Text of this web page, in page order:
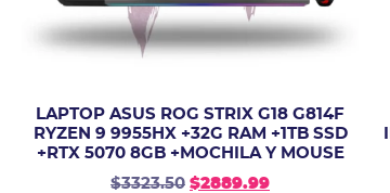
LAPTOP ASUS ROG STRIX G18 G814F
RYZEN 9 9955HX +32G RAM +1TB SSD
+RTX 5070 8GB +MOCHILA Y MOUSE
$3323.50 $2889.99